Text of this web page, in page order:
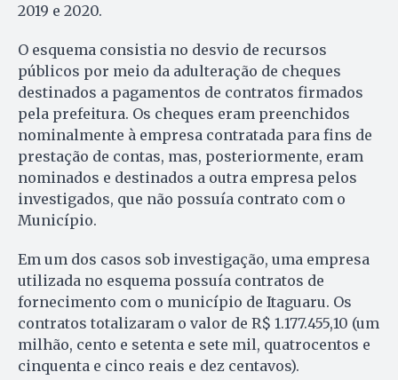
2019 e 2020.
O esquema consistia no desvio de recursos
públicos por meio da adulteração de cheques
destinados a pagamentos de contratos firmados
pela prefeitura. Os cheques eram preenchidos
nominalmente à empresa contratada para fins de
prestação de contas, mas, posteriormente, eram
nominados e destinados a outra empresa pelos
investigados, que não possuía contrato com o
Município.
Em um dos casos sob investigação, uma empresa
utilizada no esquema possuía contratos de
fornecimento com o município de Itaguaru. Os
contratos totalizaram o valor de R$ 1.177.455,10 (um
milhão, cento e setenta e sete mil, quatrocentos e
cinquenta e cinco reais e dez centavos).